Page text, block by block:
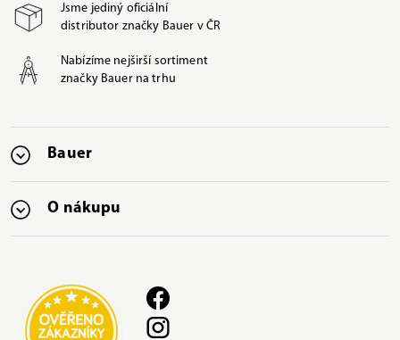
Jsme jediný oficiální
distributor značky Bauer v ČR
Nabízíme nejširší sortiment
značky Bauer na trhu
Bauer
O nákupu